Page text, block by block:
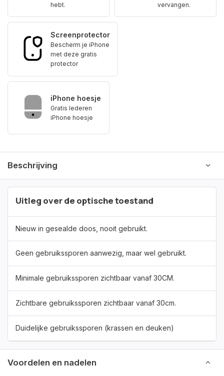
hebt. vervangen.
Screenprotector
Bescherm je iPhone
met deze gratis
protector
iPhone hoesje
Gratis lederen
iPhone hoesje
Beschrijving
Uitleg over de optische toestand
Nieuw in gesealde doos, nooit gebruikt.
Geen gebruikssporen aanwezig, maar wel gebruikt.
Minimale gebruikssporen zichtbaar vanaf 30CM.
Zichtbare gebruikssporen zichtbaar vanaf 30cm.
Duidelijke gebruikssporen (krassen en deuken)
Voordelen en nadelen